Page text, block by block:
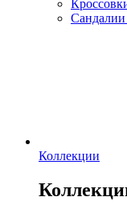
Сандалии
Коллекции